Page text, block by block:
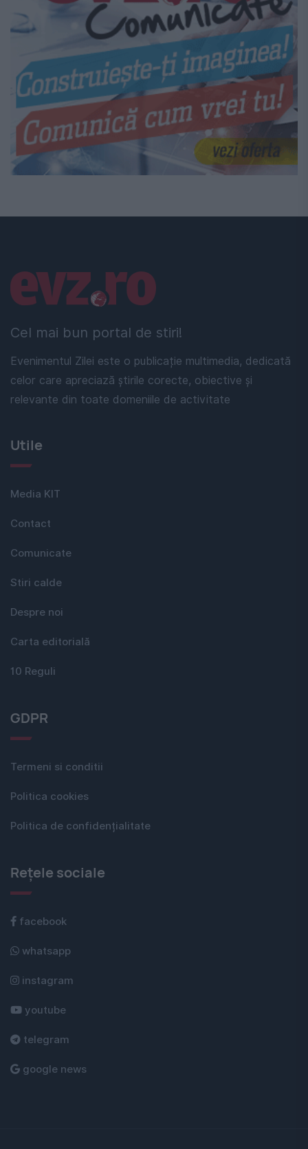
Cel mai bun portal de stiri!
Evenimentul Zilei este o publicație multimedia, dedicată
celor care apreciază știrile corecte, obiective și
relevante din toate domeniile de activitate
Linkuri utile
Utile
Media KIT
Contact
Comunicate
Stiri calde
Despre noi
Carta editorială
10 Reguli
GDPR
Termeni si conditii
Politica cookies
Politica de confidențialitate
Rețele sociale
facebook
whatsapp
instagram
youtube
telegram
google news